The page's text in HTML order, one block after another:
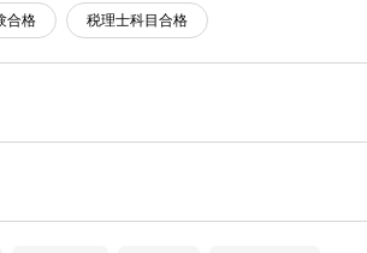
合格 税理士科目合格